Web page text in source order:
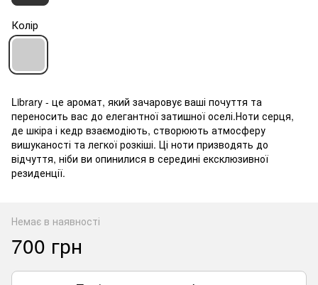
Колір
Library - це аромат, який зачаровує ваші почуття та
переносить вас до елегантної затишної оселі.Ноти серця,
де шкіра і кедр взаємодіють, створюють атмосферу
вишуканості та легкої розкіші. Ці ноти призводять до
відчуття, ніби ви опинилися в середині ексклюзивної
резиденції.
Немає в наявності
700 грн